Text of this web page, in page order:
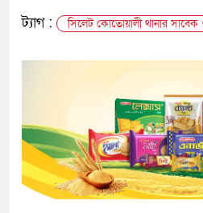
ট্যাগ :
সিলেট কোতোয়ালী থানার সাবেক